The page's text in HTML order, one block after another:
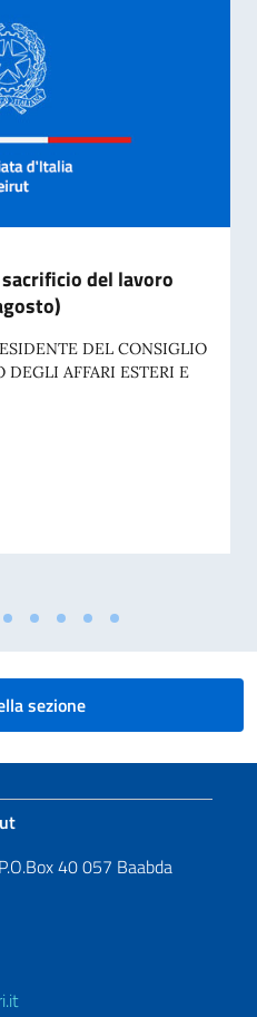
del lavoro
DEL CONSIGLIO
AFFARI ESTERI E
sacrificio del lavoro italiano nel
sezione
40 057 Baabda